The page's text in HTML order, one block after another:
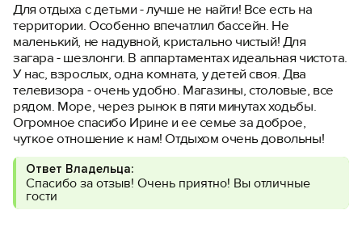
Для отдыха с детьми - лучше не найти! Все есть на
территории. Особенно впечатлил бассейн. Не
маленький, не надувной, кристально чистый! Для
загара - шезлонги. В аппартаментах идеальная чистота.
У нас, взрослых, одна комната, у детей своя. Два
телевизора - очень удобно. Магазины, столовые, все
рядом. Море, через рынок в пяти минутах ходьбы.
Огромное спасибо Ирине и ее семье за доброе,
чуткое отношение к нам! Отдыхом очень довольны!
Ответ Владельца:
Спасибо за отзыв! Очень приятно! Вы отличные
гости